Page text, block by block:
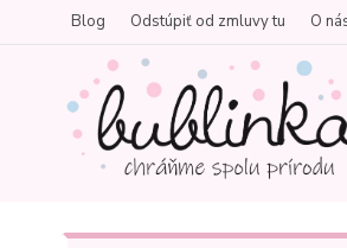
Blog Odstúpiť od zmluvy tu O